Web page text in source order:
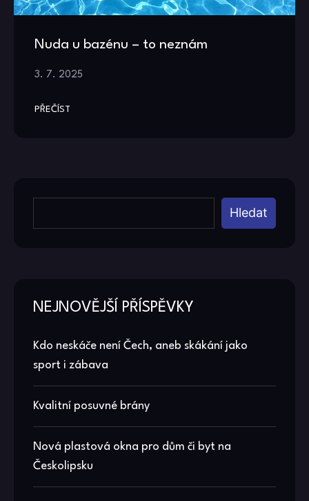
Nuda u bazénu – to neznám
3. 7. 2025
PŘEČÍST
Hledat
NEJNOVĚJŠÍ PŘÍSPĚVKY
Kdo neskáče není Čech, aneb skákání jako
sport i zábava
Kvalitní posuvné brány
Nová plastová okna pro dům či byt na
Českolipsku